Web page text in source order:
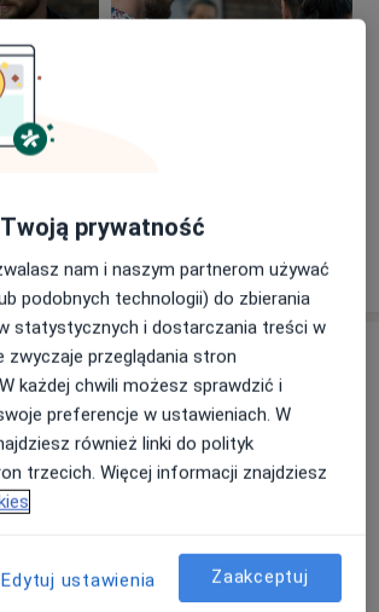
(5)
Pokaż więcejo doświadczeniu
Umów wizytę
prywatność
nam i naszym partnerom używać
podobnych technologii) do zbierania
statystycznych i dostarczania treści w
zwyczaje przeglądania stron
każdej chwili możesz sprawdzić i
preferencje w ustawieniach. W
również linki do polityk
trzecich. Więcej informacji znajdziesz
Edytuj ustawienia Zaakceptuj